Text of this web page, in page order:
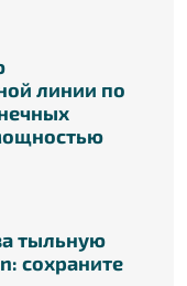
линии по
тыльную
сохраните